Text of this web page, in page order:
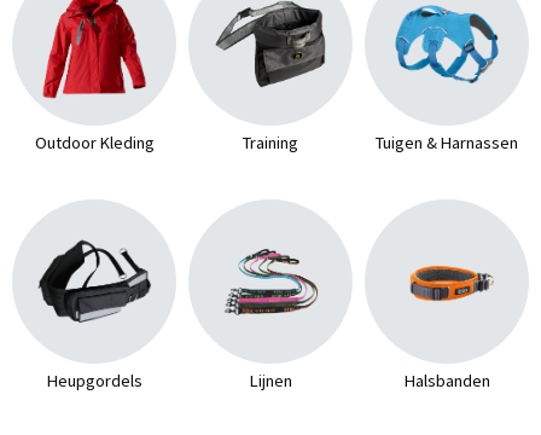
Outdoor Kleding Training Tuigen & Harnassen
Heupgordels Lijnen Halsbanden